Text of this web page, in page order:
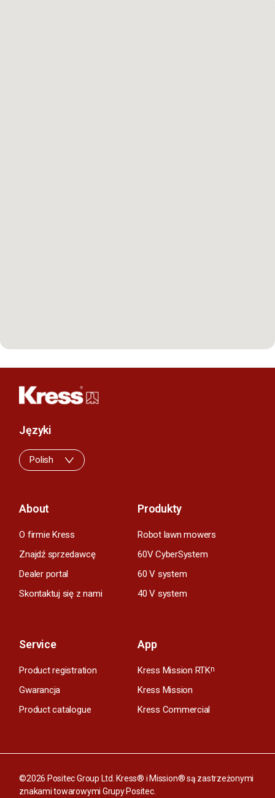
About
O firmie Kress
Znajdź sprzedawcę
Dealer portal
Skontaktuj się z nami
Produkty
Robot lawn mowers
60V CyberSystem
60 V system
40 V system
Service
Product registration
Gwarancja
Product catalogue
App
Kress Mission RTKn
Kress Mission
Kress Commercial
Języki
Polish
©2026 Positec Group Ltd. Kress® i Mission® są zastrzeżonymi
znakami towarowymi Grupy Positec.